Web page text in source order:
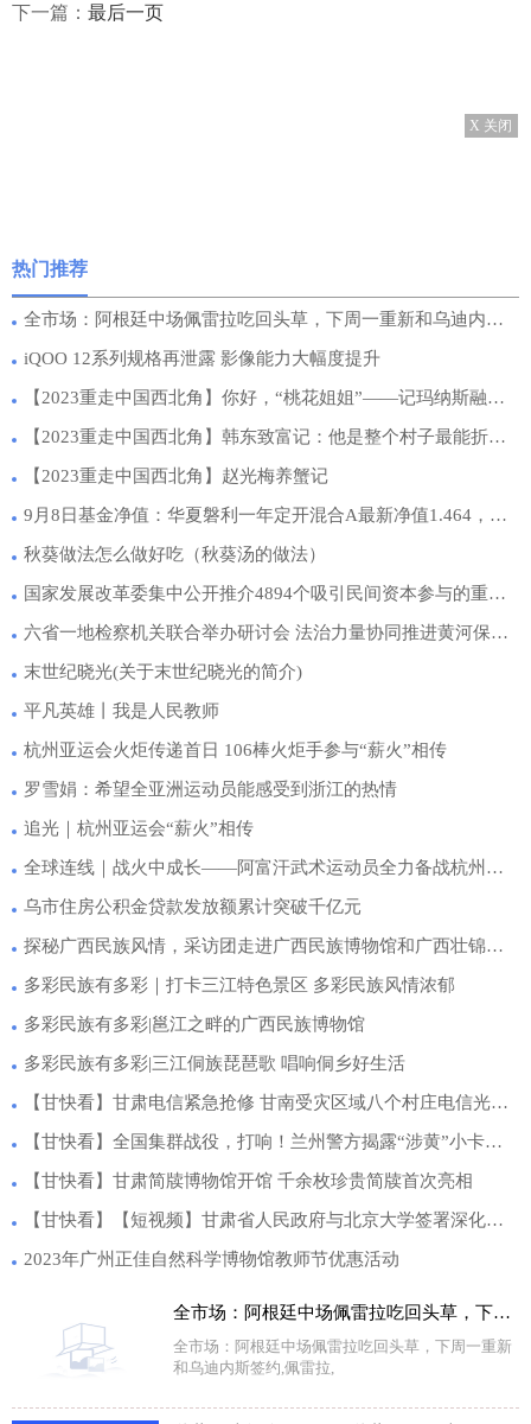
下一篇： 最后一页
X 关闭
热门推荐
全市场：阿根廷中场佩雷拉吃回头草，下周一重新和乌迪内斯签约
iQOO 12系列规格再泄露 影像能力大幅度提升
【2023重走中国西北角】你好，“桃花姐姐”——记玛纳斯融媒体中心记者再努尔·艾克拜尔
【2023重走中国西北角】韩东致富记：他是整个村子最能折腾的人
【2023重走中国西北角】赵光梅养蟹记
9月8日基金净值：华夏磐利一年定开混合A最新净值1.464，涨0.31%
秋葵做法怎么做好吃（秋葵汤的做法）
国家发展改革委集中公开推介4894个吸引民间资本参与的重点项目
六省一地检察机关联合举办研讨会 法治力量协同推进黄河保护治理
末世纪晓光(关于末世纪晓光的简介)
平凡英雄丨我是人民教师
杭州亚运会火炬传递首日 106棒火炬手参与“薪火”相传
罗雪娟：希望全亚洲运动员能感受到浙江的热情
追光｜杭州亚运会“薪火”相传
全球连线｜战火中成长——阿富汗武术运动员全力备战杭州亚运会
乌市住房公积金贷款发放额累计突破千亿元
探秘广西民族风情，采访团走进广西民族博物馆和广西壮锦博物馆
多彩民族有多彩｜打卡三江特色景区 多彩民族风情浓郁
多彩民族有多彩|邕江之畔的广西民族博物馆
多彩民族有多彩|三江侗族琵琶歌 唱响侗乡好生活
【甘快看】甘肃电信紧急抢修 甘南受灾区域八个村庄电信光缆恢复
【甘快看】全国集群战役，打响！兰州警方揭露“涉黄”小卡片背后的真相
【甘快看】甘肃简牍博物馆开馆 千余枚珍贵简牍首次亮相
【甘快看】【短视频】甘肃省人民政府与北京大学签署深化战略合作协议 胡昌升郝平讲话并见证签约
2023年广州正佳自然科学博物馆教师节优惠活动
全市场：阿根廷中场佩雷拉吃回头草，下周一重新和乌迪内斯签约
全市场：阿根廷中场佩雷拉吃回头草，下周一重新
和乌迪内斯签约,佩雷拉,